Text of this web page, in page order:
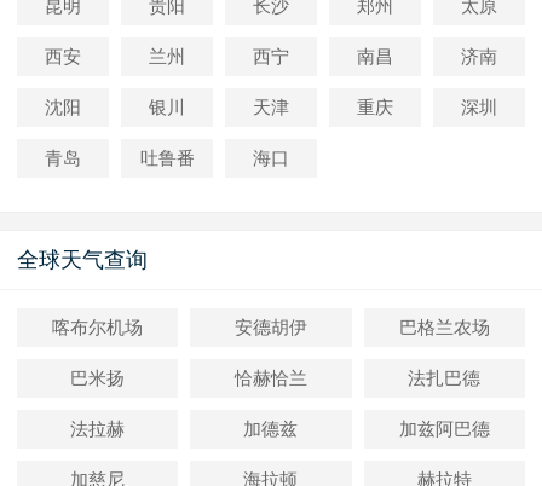
昆明 贵阳 长沙 郑州 太原
西安 兰州 西宁 南昌 济南
沈阳 银川 天津 重庆 深圳
青岛 吐鲁番 海口
全球天气查询
喀布尔机场 安德胡伊 巴格兰农场
巴米扬 恰赫恰兰 法扎巴德
法拉赫 加德兹 加兹阿巴德
加慈尼 海拉顿 赫拉特